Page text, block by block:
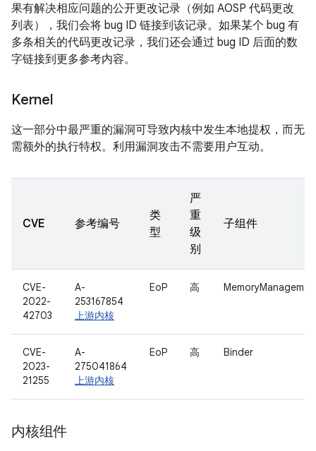
果有解决相应问题的公开更改记录（例如 AOSP 代码更改
列表），我们会将 bug ID 链接到该记录。如果某个 bug 有
多条相关的代码更改记录，我们还会通过 bug ID 后面的数
字链接到更多参考内容。
Kernel
这一部分中最严重的漏洞可导致内核中发生本地提权，而无
需额外的执行特权。利用漏洞攻击不需要用户互动。
CVE 参考编号
类
型
严
重
级
别
子组件
CVE-
2022-
42703
A-
253167854
上游内核
EoP 高
CVE-
2023-
21255
A-
275041864
上游内核
EoP 高 Binder
内核组件